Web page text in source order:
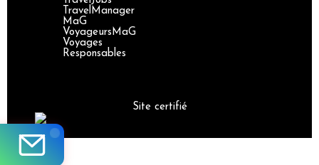
TravelManager
MaG
VoyageursMaG
Voyages
Responsables
Site certifié